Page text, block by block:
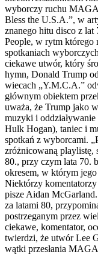
wyborczy ruchu
Bless the U.S.A.”, w
znanego hitu disco z
People, w rytm którego
spotkaniach
ciekawe utwór, który
hymn, Donald Trump
wiecach „Y.M.C.A.”
głównym obiektem
uważa, że Trump jako
muzyki i
Hulk Hogan), taniec i
spotkań z wyborcami.
zróżnicowaną playlistę,
80., przy czym lata 70.
okresem, w którym jego
Niektórzy
pisze Aidan
za latami 80,
postrzeganym przez
ciekawe, komentator,
twierdzi, że utwór Lee
wątki przesłania